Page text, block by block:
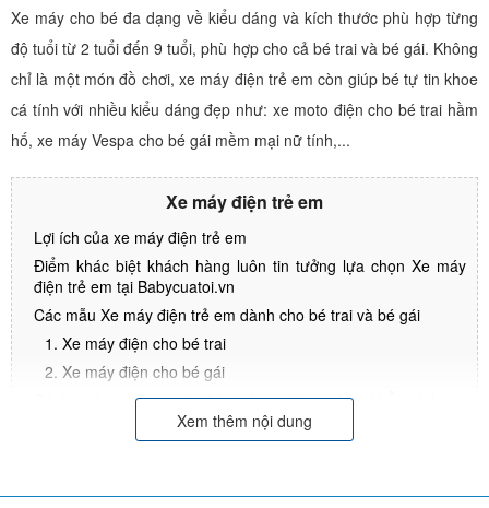
Xe máy cho bé đa dạng về kiểu dáng và kích thước phù hợp từng
độ tuổi từ 2 tuổi đến 9 tuổi, phù hợp cho cả bé trai và bé gái. Không
chỉ là một món đồ chơi, xe máy điện trẻ em còn giúp bé tự tin khoe
cá tính với nhiều kiểu dáng đẹp như: xe moto điện cho bé trai hầm
hố, xe máy Vespa cho bé gái mềm mại nữ tính,...
Xe máy điện trẻ em
Lợi ích của xe máy điện trẻ em
Điểm khác biệt khách hàng luôn tin tưởng lựa chọn Xe máy
điện trẻ em tại Babycuatoi.vn
Các mẫu Xe máy điện trẻ em dành cho bé trai và bé gái
1. Xe máy điện cho bé trai
2. Xe máy điện cho bé gái
Cách phân biệt xe máy điện trẻ em hàng nhập khẩu và hàng
Xem thêm nội dung